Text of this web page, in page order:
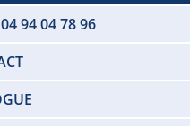
94 04 78 96